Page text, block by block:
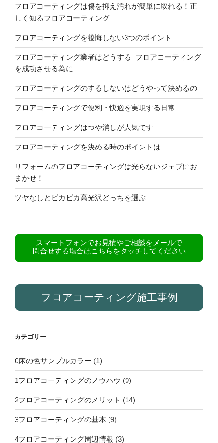
フロアコーティングは傷を抑え汚れが簡単に取れる！正
しく知るフロアコーティング
フロアコーティングを後悔しない3つのポイント
フロアコーティング業者はどうする_フロアコーティング
を成功させる為に
フロアコーティングのするしないはどうやって決めるの
フロアコーティングで便利・快適を実現する日常
フロアコーティングはつや消しが人気です
フロアコーティングを決める時のポイントは
リフォームのフロアコーティングは光らないジェブにお
まかせ！
ツヤなしとピカピカ高光沢どっちを選ぶ
スマートフォンでお見積やご相談をメールで
問合せする場合はこちらをタッチしてください
フロアコーティング施工事例
カテゴリー
0床の色サンプルカラー (1)
1フロアコーティングのノウハウ (9)
2フロアコーティングのメリット (14)
3フロアコーティングの基本 (9)
4フロアコーティング周辺情報 (3)